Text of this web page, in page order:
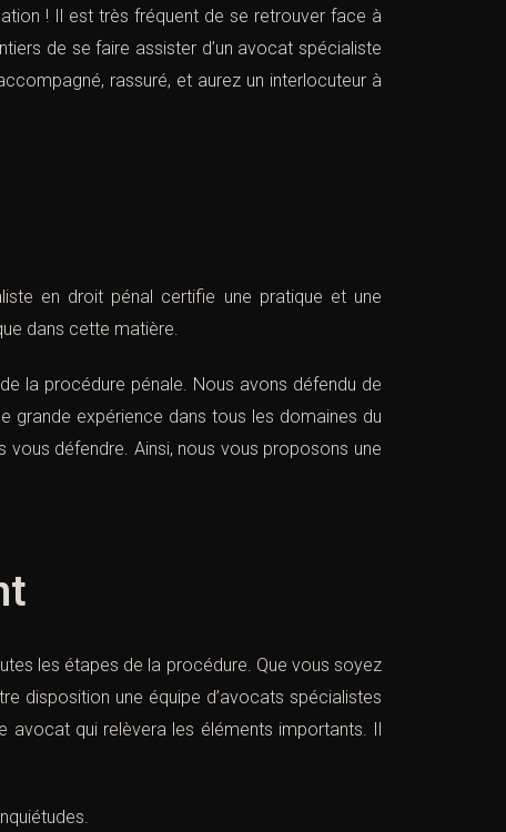
! Il est très fréquent de se retrouver face à
de se faire assister d’un avocat spécialiste
rassuré, et aurez un interlocuteur à
en droit pénal certifie une pratique et une
dans cette matière.
la procédure pénale. Nous avons défendu de
grande expérience dans tous les domaines du
défendre. Ainsi, nous vous proposons une
les étapes de la procédure. Que vous soyez
disposition une équipe d’avocats spécialistes
avocat qui relèvera les éléments importants. Il